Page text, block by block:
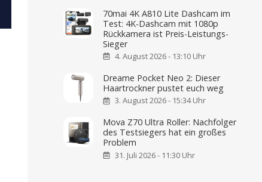
70mai 4K A810 Lite Dashcam im
Test: 4K-Dashcam mit 1080p
Rückkamera ist Preis-Leistungs-
Sieger
4. August 2026 - 13:10 Uhr
Dreame Pocket Neo 2: Dieser
Haartrockner pustet euch weg
3. August 2026 - 15:34 Uhr
Mova Z70 Ultra Roller: Nachfolger
des Testsiegers hat ein großes
Problem
31. Juli 2026 - 11:30 Uhr